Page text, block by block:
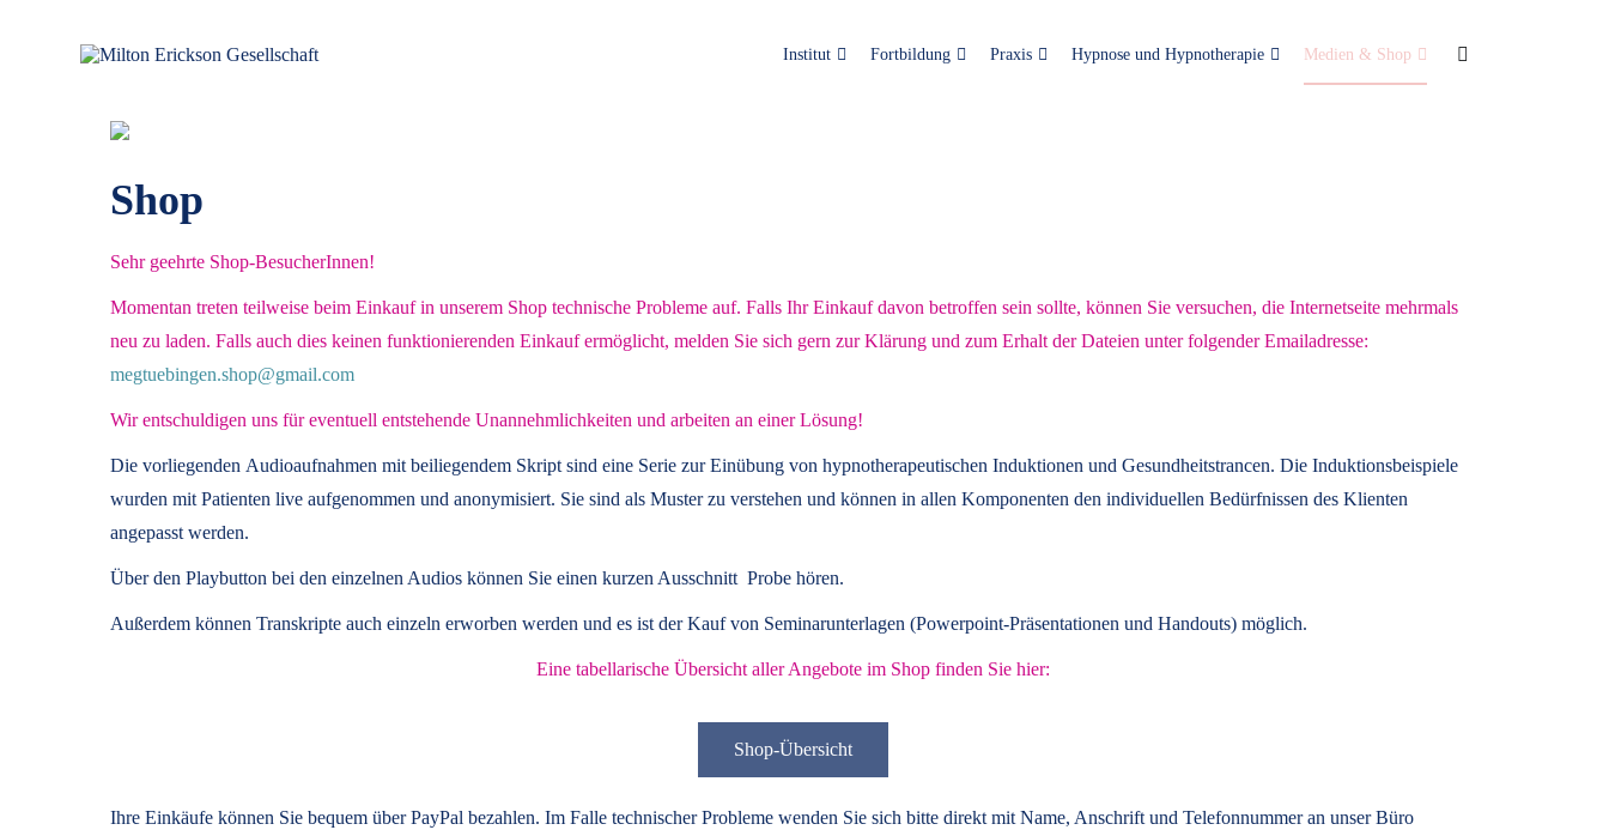
Institut Fortbildung Praxis Hypnose und Hypnotherapie Medien & Shop
Shop
Sehr geehrte Shop-BesucherInnen!
Momentan treten teilweise beim Einkauf in unserem Shop technische Probleme auf. Falls Ihr Einkauf davon betroffen sein sollte, können Sie versuchen, die Internetseite mehrmals
neu zu laden. Falls auch dies keinen funktionierenden Einkauf ermöglicht, melden Sie sich gern zur Klärung und zum Erhalt der Dateien unter folgender Emailadresse:
megtuebingen.shop@gmail.com
Wir entschuldigen uns für eventuell entstehende Unannehmlichkeiten und arbeiten an einer Lösung!
Die vorliegenden Audioaufnahmen mit beiliegendem Skript sind eine Serie zur Einübung von hypnotherapeutischen Induktionen und Gesundheitstrancen. Die Induktionsbeispiele
wurden mit Patienten live aufgenommen und anonymisiert. Sie sind als Muster zu verstehen und können in allen Komponenten den individuellen Bedürfnissen des Klienten
angepasst werden.
Über den Playbutton bei den einzelnen Audios können Sie einen kurzen Ausschnitt Probe hören.
Außerdem können Transkripte auch einzeln erworben werden und es ist der Kauf von Seminarunterlagen (Powerpoint-Präsentationen und Handouts) möglich.
Eine tabellarische Übersicht aller Angebote im Shop finden Sie hier:
Shop-Übersicht
Ihre Einkäufe können Sie bequem über PayPal bezahlen. Im Falle technischer Probleme wenden Sie sich bitte direkt mit Name, Anschrift und Telefonnummer an unser Büro